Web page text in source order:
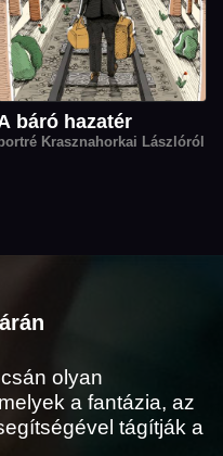
báró hazatér
Krasznahorkai Lászlóról
olyan
a fantázia, az
tágítják a